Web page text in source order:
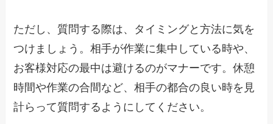
ただし、質問する際は、タイミングと方法に気を
つけましょう。相手が作業に集中している時や、
お客様対応の最中は避けるのがマナーです。休憩
時間や作業の合間など、相手の都合の良い時を見
計らって質問するようにしてください。